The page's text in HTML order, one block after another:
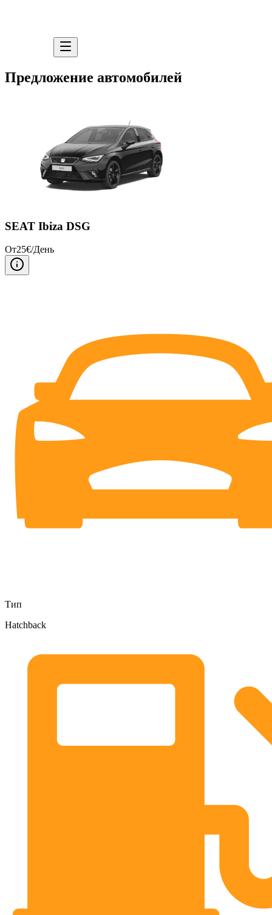
Предложение автомобилей
SEAT Ibiza DSG
От25€/День
Тип
Hatchback